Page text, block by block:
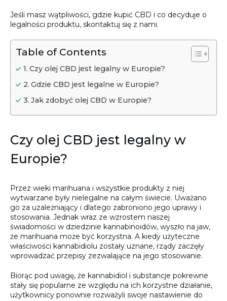
Jeśli masz wątpliwości, gdzie kupić CBD i co decyduje o
legalności produktu, skontaktuj się z nami.
Table of Contents
Czy olej CBD jest legalny w Europie?
Gdzie CBD jest legalne w Europie?
Jak zdobyć olej CBD w Europie?
Czy olej CBD jest legalny w
Europie?
Przez wieki marihuana i wszystkie produkty z niej
wytwarzane były nielegalne na całym świecie. Uważano
go za uzależniający i dlatego zabroniono jego uprawy i
stosowania. Jednak wraz ze wzrostem naszej
świadomości w dziedzinie kannabinoidów, wyszło na jaw,
że marihuana może być korzystna. A kiedy użyteczne
właściwości kannabidiolu zostały uznane, rządy zaczęły
wprowadzać przepisy zezwalające na jego stosowanie.
Biorąc pod uwagę, że kannabidiol i substancje pokrewne
stały się popularne ze względu na ich korzystne działanie,
użytkownicy ponownie rozważyli swoje nastawienie do